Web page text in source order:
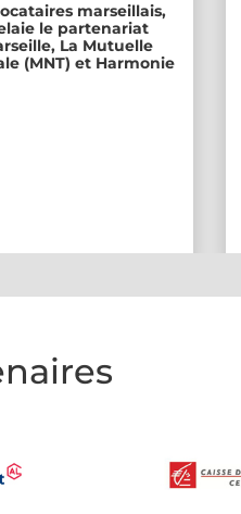
marseillais,
le partenariat
La Mutuelle
(MNT) et Harmonie